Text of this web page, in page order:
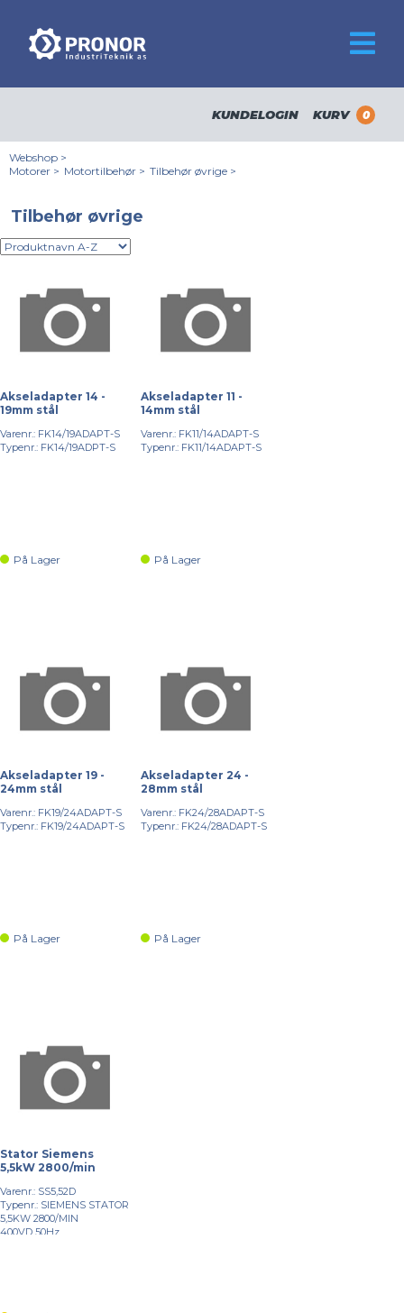
KUNDELOGIN KURV 0
Webshop >
Motorer > Motortilbehør > Tilbehør øvrige >
Tilbehør øvrige
Akseladapter 14 -
19mm stål
Varenr.: FK14/19ADAPT-S
Typenr.: FK14/19ADPT-S
På Lager
Akseladapter 11 -
14mm stål
Varenr.: FK11/14ADAPT-S
Typenr.: FK11/14ADAPT-S
På Lager
Akseladapter 19 -
24mm stål
Varenr.: FK19/24ADAPT-S
Typenr.: FK19/24ADAPT-S
På Lager
Akseladapter 24 -
28mm stål
Varenr.: FK24/28ADAPT-S
Typenr.: FK24/28ADAPT-S
På Lager
Stator Siemens
5,5kW 2800/min
Varenr.: SS5,52D
Typenr.: SIEMENS STATOR
5,5KW 2800/MIN
400VD 50Hz